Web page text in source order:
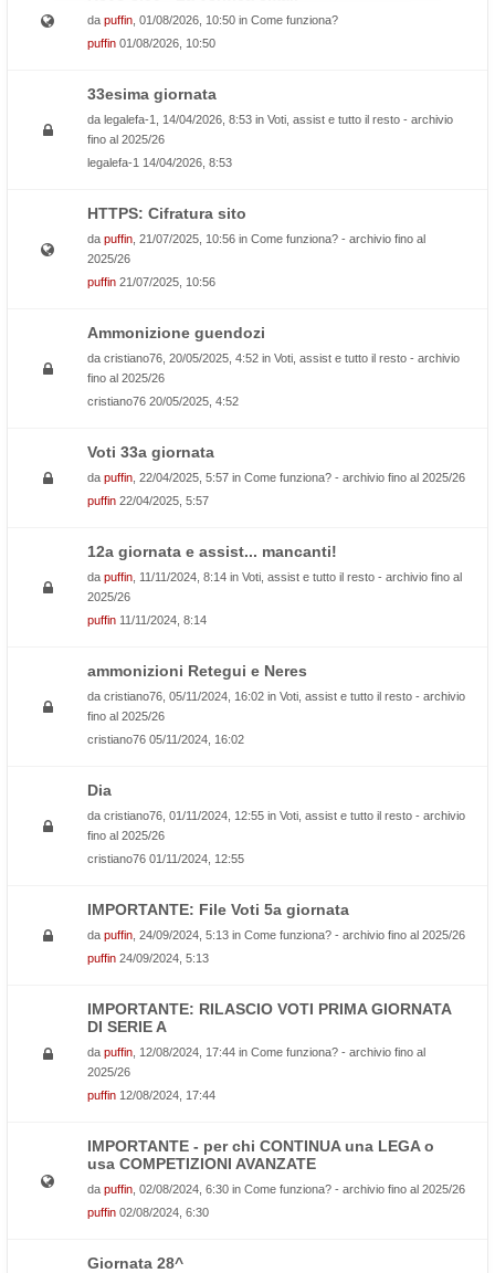
da puffin , 01/08/2026, 10:50 in Come funziona?
puffin 01/08/2026, 10:50
33esima giornata
da legalefa-1 , 14/04/2026, 8:53 in Voti, assist e tutto il resto - archivio
fino al 2025/26
legalefa-1 14/04/2026, 8:53
HTTPS: Cifratura sito
da puffin , 21/07/2025, 10:56 in Come funziona? - archivio fino al
2025/26
puffin 21/07/2025, 10:56
Ammonizione guendozi
da cristiano76 , 20/05/2025, 4:52 in Voti, assist e tutto il resto - archivio
fino al 2025/26
cristiano76 20/05/2025, 4:52
Voti 33a giornata
da puffin , 22/04/2025, 5:57 in Come funziona? - archivio fino al 2025/26
puffin 22/04/2025, 5:57
12a giornata e assist... mancanti!
da puffin , 11/11/2024, 8:14 in Voti, assist e tutto il resto - archivio fino al
2025/26
puffin 11/11/2024, 8:14
ammonizioni Retegui e Neres
da cristiano76 , 05/11/2024, 16:02 in Voti, assist e tutto il resto - archivio
fino al 2025/26
cristiano76 05/11/2024, 16:02
Dia
da cristiano76 , 01/11/2024, 12:55 in Voti, assist e tutto il resto - archivio
fino al 2025/26
cristiano76 01/11/2024, 12:55
IMPORTANTE: File Voti 5a giornata
da puffin , 24/09/2024, 5:13 in Come funziona? - archivio fino al 2025/26
puffin 24/09/2024, 5:13
IMPORTANTE: RILASCIO VOTI PRIMA GIORNATA
DI SERIE A
da puffin , 12/08/2024, 17:44 in Come funziona? - archivio fino al
2025/26
puffin 12/08/2024, 17:44
IMPORTANTE - per chi CONTINUA una LEGA o
usa COMPETIZIONI AVANZATE
da puffin , 02/08/2024, 6:30 in Come funziona? - archivio fino al 2025/26
puffin 02/08/2024, 6:30
Giornata 28^